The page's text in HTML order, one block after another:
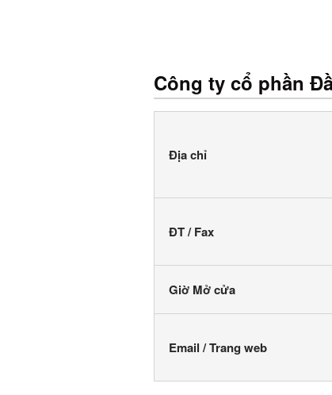
Công ty cổ phần
Địa chỉ
ĐT / Fax
Giờ Mở cửa
Email / Trang web